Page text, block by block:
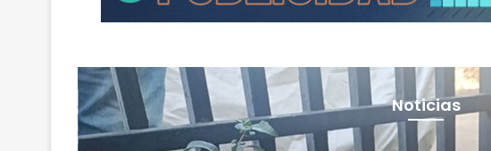
Noticias